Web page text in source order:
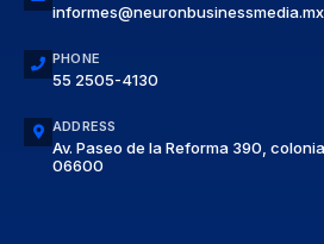
informes@neuronbusinessmedia.mx
PHONE
55 2505-4130
ADDRESS
Av. Paseo de la Reforma 390,
06600